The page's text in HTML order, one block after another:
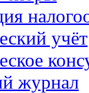
учёт
журнал